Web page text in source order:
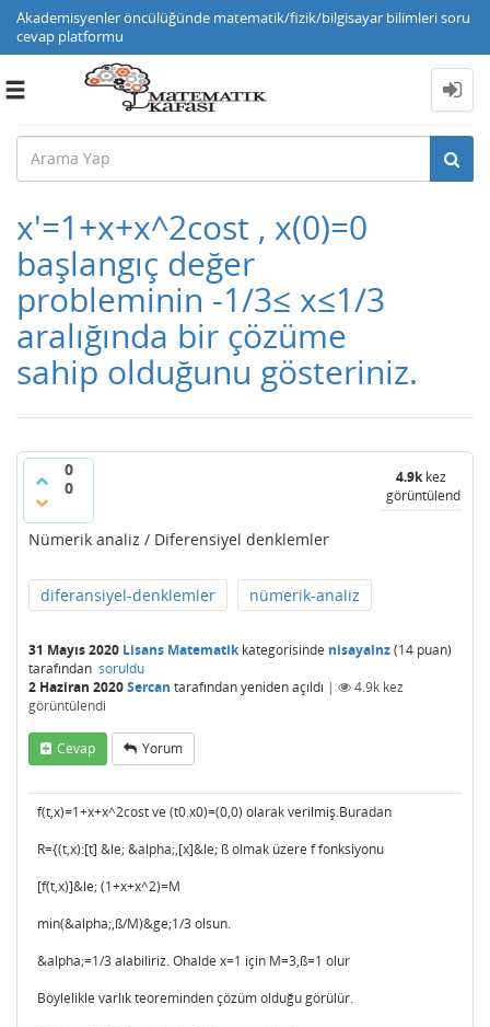
Akademisyenler öncülüğünde matematik/fizik/bilgisayar bilimleri soru
cevap platformu
Toggle
x'=1+x+x^2cost , x(0)=0
başlangıç değer
probleminin -1/3≤ x≤1/3
aralığında bir çözüme
sahip olduğunu gösteriniz.
0
0
4.9kkez
görüntülendi
Nümerik analiz / Diferensiyel denklemler
diferansiyel-denklemler nümerik-analiz
31 Mayıs 2020 Lisans Matematikkategorisinde nisayalnz(14 puan)
tarafından soruldu
2 Haziran 2020Sercan tarafındanyeniden açıldı | 4.9k kez
görüntülendi
Cevap Yorum
f(t,x)=1+x+x^2cost ve (t0.x0)=(0,0) olarak verilmiş.Buradan
R={(t,x):[t] &le; &alpha;,[x]&le; ß olmak üzere f fonksiyonu
[f(t,x)]&le; (1+x+x^2)=M
min(&alpha;,ß/M)&ge;1/3 olsun.
&alpha;=1/3 alabiliriz. Ohalde x=1 için M=3,ß=1 olur
Böylelikle varlık teoreminden çözüm olduğu görülür.